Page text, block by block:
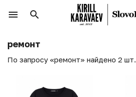
ремонт
По запросу «ремонт» найдено 2 шт.